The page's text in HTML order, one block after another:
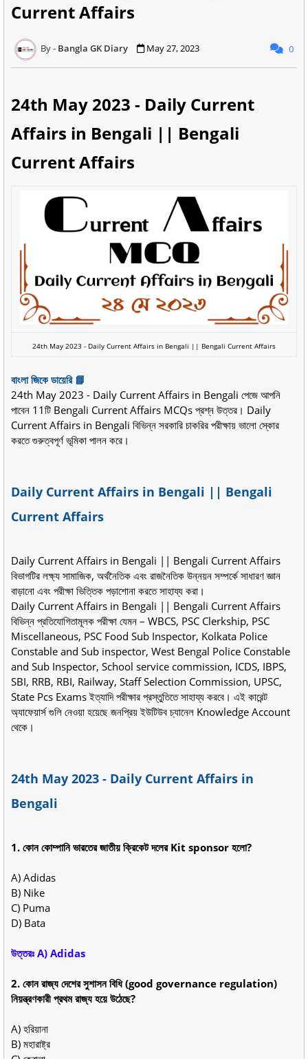
Current Affairs
Bangla GK Diary May 27, 2023 0
24th May 2023 - Daily Current
Affairs in Bengali || Bengali
Current Affairs
24th May 2023 - Daily Current Affairs in Bengali || Bengali Current Affairs
বাংলা জিকে ডায়েরি 📘
24th May 2023 - Daily Current Affairs in Bengali পেজে আপনি
পাবেন 11টি Bengali Current Affairs MCQs প্রশ্ন উত্তর। Daily
Current Affairs in Bengali বিভিন্ন সরকারি চাকরির পরীক্ষায় ভালো স্কোর
করতে গুরুত্বপূর্ণ ভূমিকা পালন করে।
Daily Current Affairs in Bengali || Bengali
Current Affairs
Daily Current Affairs in Bengali || Bengali Current Affairs
বিভাগটির লক্ষ্য সামাজিক, অর্থনৈতিক এবং রাজনৈতিক উন্নয়ন সম্পর্কে সাধারণ জ্ঞান
বাড়ানো এবং পরীক্ষা ভিত্তিক পড়াশোনা করতে সাহায্য করা।
Daily Current Affairs in Bengali || Bengali Current Affairs
বিভিন্ন প্রতিযোগিতামূলক পরীক্ষা যেমন – WBCS, PSC Clerkship, PSC
Miscellaneous, PSC Food Sub Inspector, Kolkata Police
Constable and Sub inspector, West Bengal Police Constable
and Sub Inspector, School service commission, ICDS, IBPS,
SBI, RRB, RBI, Railway, Staff Selection Commission, UPSC,
State Pcs Exams ইত্যাদি পরীক্ষার প্রস্তুতিতে সাহায্য করবে। এই কারেন্ট
অ্যাফেয়ার্স গুলি নেওয়া হয়েছে জনপ্রিয় ইউটিউব চ্যানেল Knowledge Account
থেকে।
24th May 2023 - Daily Current Affairs in
Bengali
1. কোন কোম্পানি ভারতের জাতীয় ক্রিকেট দলের Kit sponsor হলো?
A) Adidas
B) Nike
C) Puma
D) Bata
উত্তরঃ A) Adidas
2. কোন রাজ্য দেশের সুশাসন বিধি (good governance regulation)
নিয়ন্ত্রণকারী প্রথম রাজ্য হয়ে উঠেছে?
A) হরিয়ানা
B) মহারাষ্ট্র